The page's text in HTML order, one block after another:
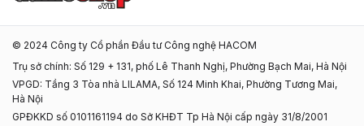
© 2024 Công ty Cổ phần Đầu tư Công nghệ HACOM
Trụ sở chính: Số 129 + 131, phố Lê Thanh Nghị, Phường Bạch Mai, Hà Nội
VPGD: Tầng 3 Tòa nhà LILAMA, Số 124 Minh Khai, Phường Tương Mai,
Hà Nội
GPĐKKD số 0101161194 do Sở KHĐT Tp Hà Nội cấp ngày 31/8/2001